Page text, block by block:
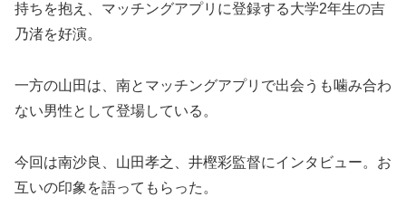
持ちを抱え、マッチングアプリに登録する大学2年生の吉
乃渚を好演。
一方の山田は、南とマッチングアプリで出会うも噛み合わ
ない男性として登場している。
今回は南沙良、山田孝之、井樫彩監督にインタビュー。お
互いの印象を語ってもらった。